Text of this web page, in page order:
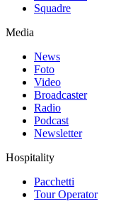
Squadre
Media
News
Foto
Video
Broadcaster
Radio
Podcast
Newsletter
Hospitality
Pacchetti
Tour Operator